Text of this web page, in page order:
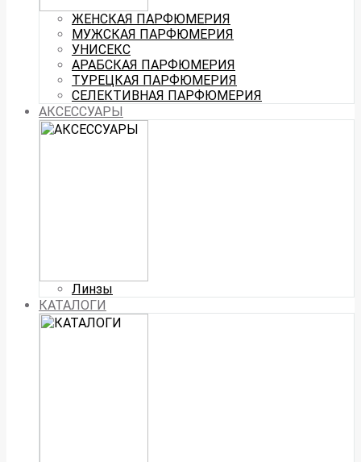
ЖЕНСКАЯ ПАРФЮМЕРИЯ
МУЖСКАЯ ПАРФЮМЕРИЯ
УНИСЕКС
АРАБСКАЯ ПАРФЮМЕРИЯ
ТУРЕЦКАЯ ПАРФЮМЕРИЯ
СЕЛЕКТИВНАЯ ПАРФЮМЕРИЯ
АКСЕССУАРЫ
Линзы
КАТАЛОГИ